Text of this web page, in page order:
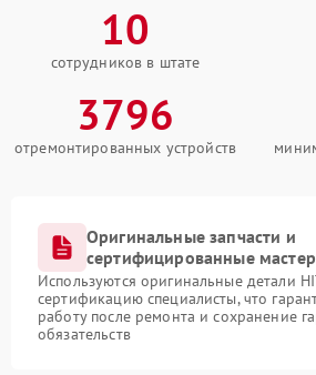
10
сотрудников в штате
3796
отремонтированных устройств
Оригинальные запчасти и
сертифицированные
Используются оригинальные детали
сертификацию специалисты, что
работу после ремонта и сохранение
обязательств